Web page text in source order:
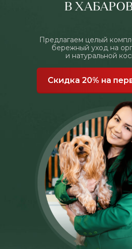
В
Предлагаем целый
бережный уход на
и натуральной
Скидка 20% на